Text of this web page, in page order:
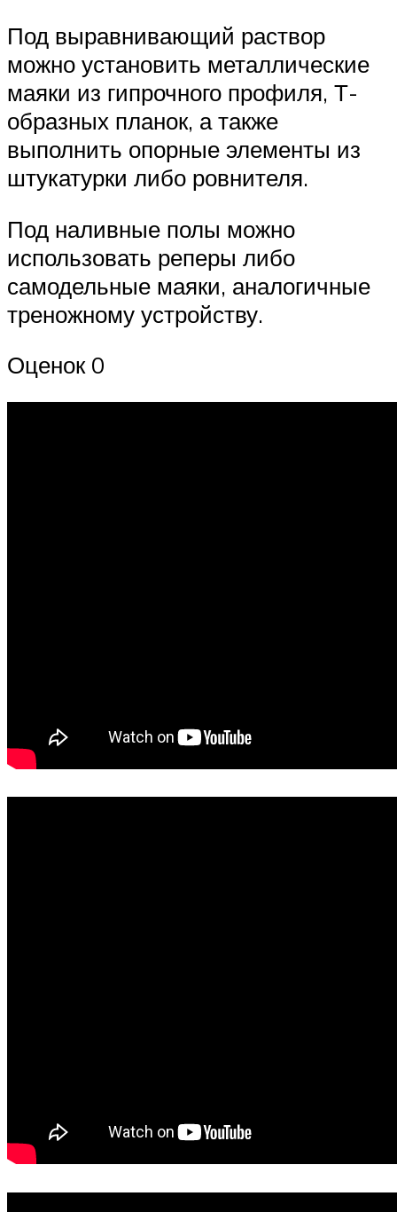
Под выравнивающий раствор
можно установить металлические
маяки из гипрочного профиля, Т-
образных планок, а также
выполнить опорные элементы из
штукатурки либо ровнителя.
Под наливные полы можно
использовать реперы либо
самодельные маяки, аналогичные
треножному устройству.
Оценок 0